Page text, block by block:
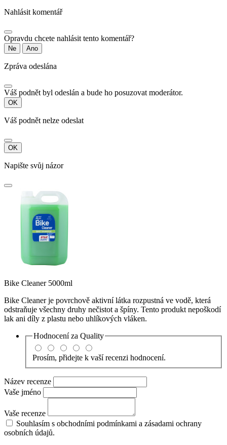
Nahlásit komentář
Opravdu chcete nahlásit tento komentář?
Ne Ano
Zpráva odeslána
Váš podnět byl odeslán a bude ho posuzovat moderátor.
OK
Váš podnět nelze odeslat
OK
Napište svůj názor
Bike Cleaner 5000ml
Bike Cleaner je povrchově aktivní látka rozpustná ve vodě, která
odstraňuje všechny druhy nečistot a špíny. Tento produkt nepoškodí
lak ani díly z plastu nebo uhlíkových vláken.
Hodnocení za Quality
Prosím, přidejte k vaší recenzi hodnocení.
Název recenze
Vaše jméno
Vaše recenze
Souhlasím s obchodními podmínkami a zásadami ochrany
osobních údajů.